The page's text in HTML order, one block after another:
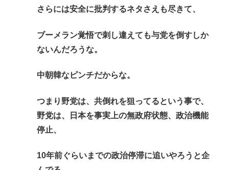
さらには安全に批判するネタさえも尽きて、
ブーメラン覚悟で刺し違えても与党を倒すしか
ないんだろうな。
中朝韓なピンチだからな。
つまり野党は、共倒れを狙ってるという事で、
野党は、日本を事実上の無政府状態、政治機能
停止、
10年前ぐらいまでの政治停滞に追いやろうと企